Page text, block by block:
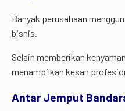
Banyak perusahaan
bisnis.
Selain memberikan
menampilkan kesan
Antar Jemput